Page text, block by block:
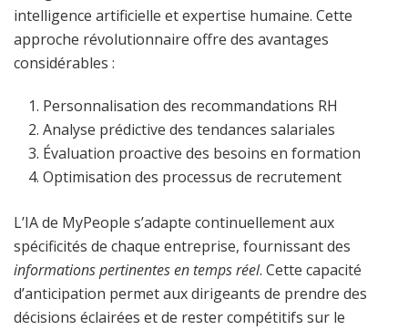
intelligence artificielle et expertise humaine. Cette
approche révolutionnaire offre des avantages
considérables :
Personnalisation des recommandations RH
Analyse prédictive des tendances salariales
Évaluation proactive des besoins en formation
Optimisation des processus de recrutement
L’IA de MyPeople s’adapte continuellement aux
spécificités de chaque entreprise, fournissant des
informations pertinentes en temps réel. Cette capacité
d’anticipation permet aux dirigeants de prendre des
décisions éclairées et de rester compétitifs sur le